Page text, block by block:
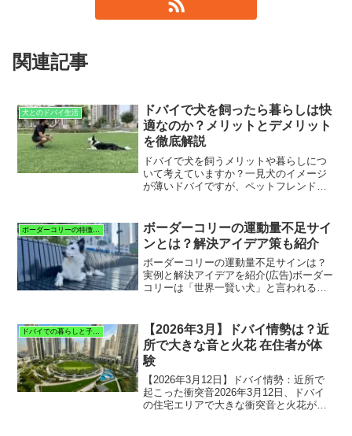
関連記事
犬とのドバイ生活
ドバイで犬を飼ったら暮らしは快
適なのか？メリットとデメリット
を徹底解説
ドバイで犬を飼うメリットや暮らしにつ
いて考えていますか？一見犬のイメージ
が薄いドバイですが、ペットフレンドリ
イ生活体験談私たち家族がドバイに引っ
越した後、ボーダーコリー...
ボーダーコリーの運動量不足サイ
ンとは？解決アイデア策も紹介
ボーダーコリーの運動量不足サインは？
実例と解決アイデアを紹介(広告)ボーダー
コリーは「世界一賢い犬」と言われるほ
だ足りていない？」と感じる場面もあり
ますよね。我が家のボ...
ドバイでの暮らしと子育て
【2026年3月】ドバイ情勢は？近
所で大きな音と火花 在住者が体
験
【2026年3月12日】ドバイ情勢：近所で
起こった衝突音2026年3月12日、ドバイ
の住宅エリアで大きな衝突音と火花が確